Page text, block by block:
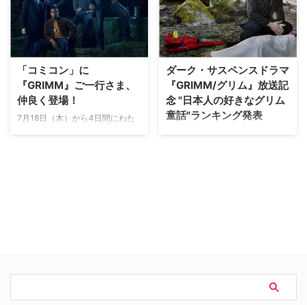
日（水）よりリリースとなる。
本国アメリカではシーズン5の放
送が好調のうちに終了。すでにシ
ーズン6の製作も決定している大
人気シリーズの今作は、「グリム
童話」の作…
る。 【関連記事】 今からでも間
に合う！ おさらいしておきたい
『GRIMM／グリム』の世界 童話
で知られるグリム兄弟の家系は、
人間の姿かたちを借りて人間社会
に潜む魔物（ヴェ…
「コミコン」に
『GRIMM』ご一行さま、
仲良く登場！
7月18日（木）から4日間にわた
ダーク・サスペンスドラマ
『GRIMM/グリム』放送記
念 "日本人の好きなグリム
童話"ランキング発表
海外ドラマ専門チャンネル「スー